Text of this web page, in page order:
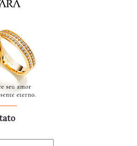
a equipe - mantenha distância e